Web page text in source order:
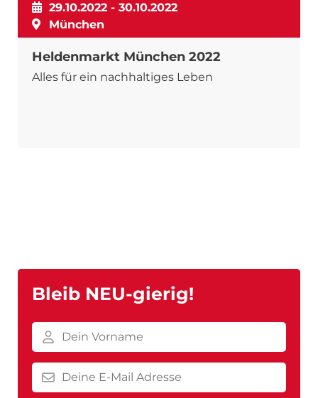
29.10.2022 - 30.10.2022
München
Heldenmarkt München 2022
Alles für ein nachhaltiges Leben
Bleib NEU-gierig!